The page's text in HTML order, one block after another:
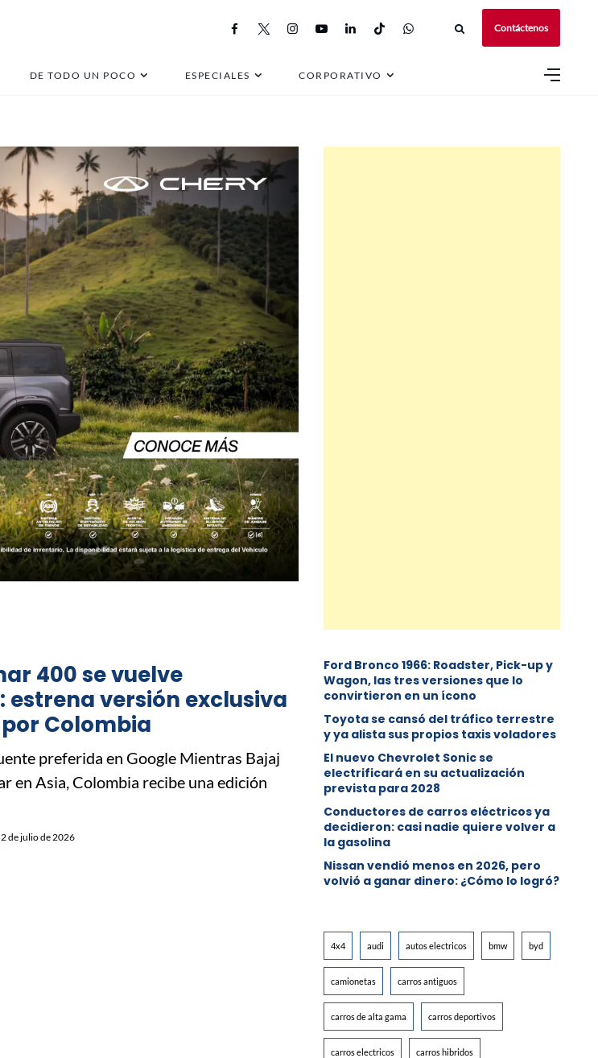
Contáctenos
DE TODO UN POCO ESPECIALES CORPORATIVO
Bajaj
400 se vuelve
estrena versión exclusiva
Colombia
preferida en Google Mientras Bajaj
en Asia, Colombia recibe una edición
2 de julio de 2026
Ford Bronco 1966: Roadster, Pick-up y
Wagon, las tres versiones que lo
convirtieron en un ícono
Toyota se cansó del tráfico terrestre
y ya alista sus propios taxis voladores
El nuevo Chevrolet Sonic se
electrificará en su actualización
prevista para 2028
Conductores de carros eléctricos ya
decidieron: casi nadie quiere volver a
la gasolina
Nissan vendió menos en 2026, pero
volvió a ganar dinero: ¿Cómo lo logró?
4x4 audi autos electricos bmw byd
camionetas carros antiguos
carros de alta gama carros deportivos
carros electricos carros hibridos